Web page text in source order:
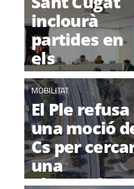
Municipal de
2019
inclourà
partides en
els
per millorar
en igualtat
gènere
MOBILITAT
El Ple refusa
una moció
Cs per
una
alternativa